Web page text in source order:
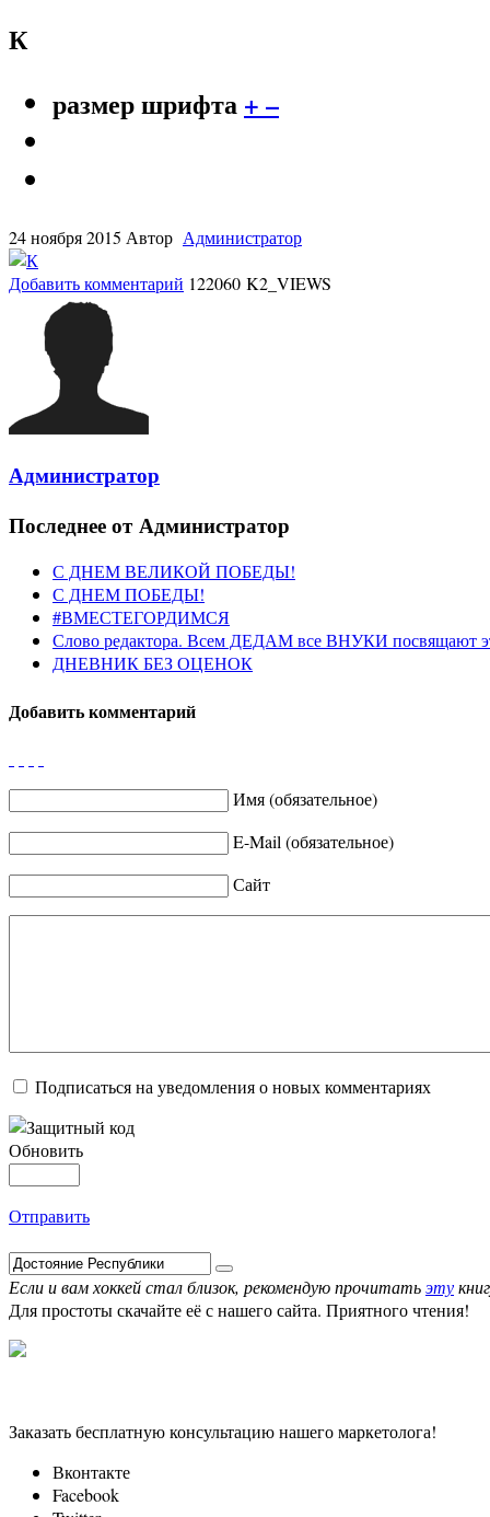
К
размер шрифта + –
24 ноября 2015 Автор Администратор
Добавить комментарий 122060 K2_VIEWS
Администратор
Последнее от Администратор
С ДНЕМ ВЕЛИКОЙ ПОБЕДЫ!
С ДНЕМ ПОБЕДЫ!
#ВМЕСТЕГОРДИМСЯ
Слово редактора. Всем ДЕДАМ все ВНУКИ посвящают
ДНЕВНИК БЕЗ ОЦЕНОК
Добавить комментарий
Имя (обязательное)
E-Mail (обязательное)
Сайт
Подписаться на уведомления о новых комментариях
Обновить
Отправить
Если и вам хоккей стал близок, рекомендую прочитатьэту
Для простоты скачайте её с нашего сайта. Приятного чтения!
Заказать бесплатную консультацию нашего маркетолога!
Вконтакте
Facebook